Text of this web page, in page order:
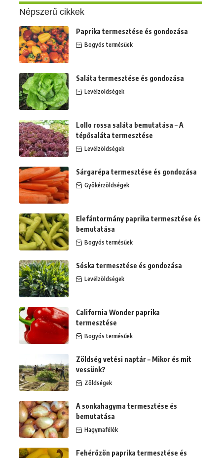
Népszerű cikkek
Paprika termesztése és gondozása
Bogyós termésűek
Saláta termesztése és gondozása
Levélzöldségek
Lollo rossa saláta bemutatása – A
tépősaláta termesztése
Levélzöldségek
Sárgarépa termesztése és gondozása
Gyökérzöldségek
Elefántormány paprika termesztése és
bemutatása
Bogyós termésűek
Sóska termesztése és gondozása
Levélzöldségek
California Wonder paprika
termesztése
Bogyós termésűek
Zöldség vetési naptár – Mikor és mit
vessünk?
Zöldségek
A sonkahagyma termesztése és
bemutatása
Hagymafélék
Fehérözön paprika termesztése és